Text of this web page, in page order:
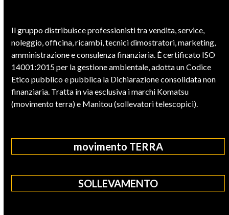
Il gruppo distribuisce professionisti tra vendita, service,
noleggio, officina, ricambi, tecnici dimostratori, marketing,
amministrazione e consulenza finanziaria. È certificato ISO
14001:2015 per la gestione ambientale, adotta un Codice
Etico pubblico e pubblica la Dichiarazione consolidata non
finanziaria. Tratta in via esclusiva i marchi Komatsu
(movimento terra) e Manitou (sollevatori telescopici).
movimento TERRA
SOLLEVAMENTO